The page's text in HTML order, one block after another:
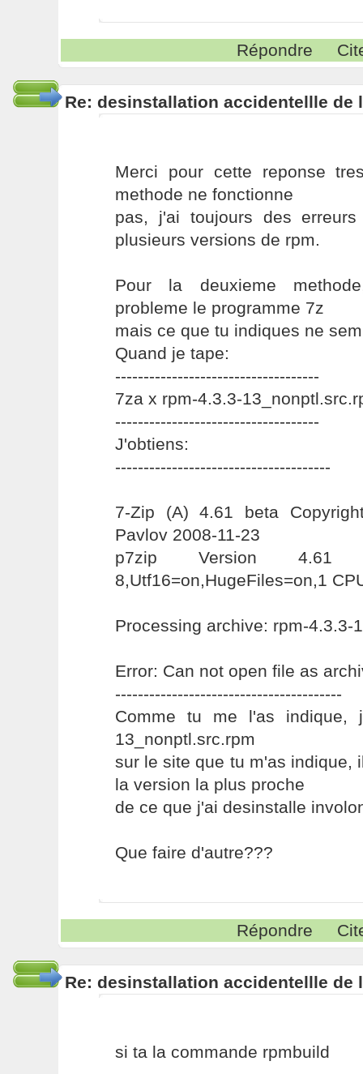
Répondre
Re: desinstallation accidentellle de
Merci pour cette reponse
methode ne fonctionne
pas, j'ai toujours des
plusieurs versions de rpm.
Pour la deuxieme
probleme le programme 7z
mais ce que tu indiques ne
Quand je tape:
------------------------------------
7za x rpm-4.3.3-
------------------------------------
J'obtiens:
--------------------------------------
7-Zip (A) 4.61 beta
Pavlov 2008-11-23
p7zip Version 4.61
8,Utf16=on,HugeFiles=on,1
Processing archive: rpm-4.3.3-
Error: Can not open file as
----------------------------------------
Comme tu me l'as indique,
13_nonptl.src.rpm
sur le site que tu m'as indique,
la version la plus proche
de ce que j'ai desinstalle
Que faire d'autre???
Répondre
Re: desinstallation accidentellle de
si ta la commande rpmbuild